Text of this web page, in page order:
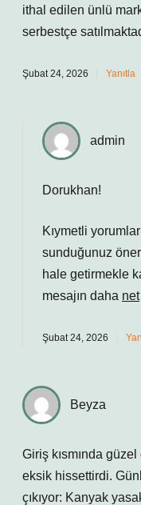
ithal edilen ünlü
serbestçe
Şubat 24, 2026 Yanıtla
admin
Dorukhan!
Kıymetli
sunduğunuz
hale getirmekle
mesajın daha net
Şubat 24, 2026
Beyza
Giriş kısmında
eksik hissettirdi.
çıkıyor: Kanyak